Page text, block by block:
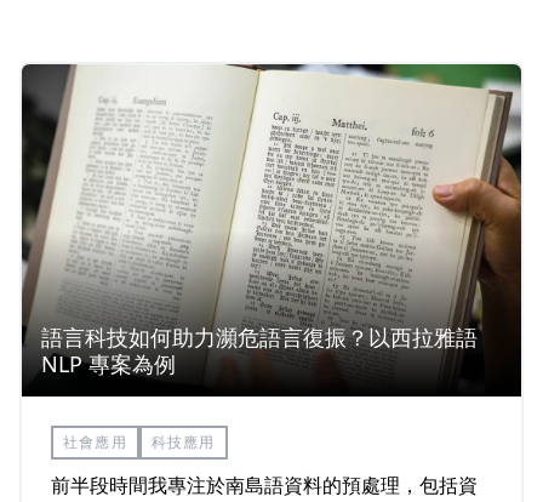
語言科技如何助力瀕危語言復振？以西拉雅語
NLP 專案為例
社會應用 科技應用
前半段時間我專注於南島語資料的預處理，包括資